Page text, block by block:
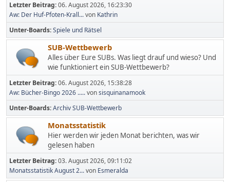
Letzter Beitrag:06. August 2026, 16:23:30
Aw: Der Huf-Pfoten-Krall...von Kathrin
Unter-Boards Spiele und Rätsel
SUB-Wettbewerb
Alles über Eure SUBs. Was liegt drauf und wieso? Und
wie funktioniert ein SUB-Wettbewerb?
Letzter Beitrag:06. August 2026, 15:38:28
Aw: Bücher-Bingo 2026 .....vonsisquinanamook
Unter-Boards Archiv SUB-Wettbewerb
Monatsstatistik
Hier werden wir jeden Monat berichten, was wir
gelesen haben
Letzter Beitrag:03. August 2026, 09:11:02
Monatsstatistik August 2...von Esmeralda